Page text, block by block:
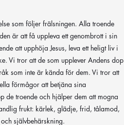
som följer frälsningen. Alla troende
är att få uppleva ett genombrott i sin
att upphöja Jesus, leva ett heligt liv i
Vi tror att de som upplever Andens dop
som inte är kända för dem. Vi tror att
förmågor att betjäna sina
de troende och hjälper dem att mogna
frukt: kärlek, glädje, frid, tålamod,
självbehärskning.